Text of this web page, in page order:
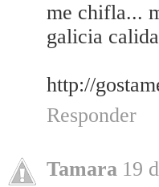
me chifla...
galicia
http://
Responder
Tamara 19